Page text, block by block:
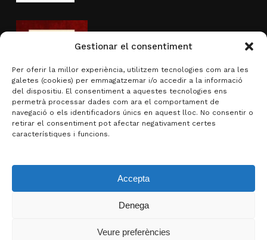
Gestionar el consentiment
Per oferir la millor experiència, utilitzem tecnologies com ara les
galetes (cookies) per emmagatzemar i/o accedir a la informació
del dispositiu. El consentiment a aquestes tecnologies ens
permetrà processar dades com ara el comportament de
navegació o els identificadors únics en aquest lloc. No consentir o
retirar el consentiment pot afectar negativament certes
característiques i funcions.
Accepta
Denega
Veure preferències
Visualitza la cistella Finalitza la compra
Activitat subvencionada per
© 2026 Brotons & Mercadal.